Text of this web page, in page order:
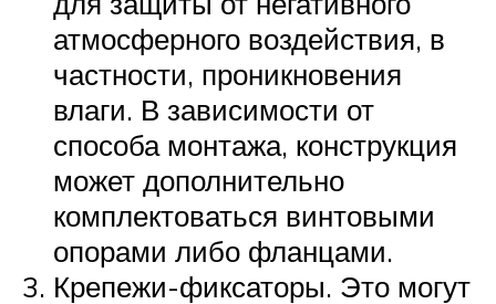
атмосферного воздействия, в
частности, проникновения
влаги. В зависимости от
способа монтажа, конструкция
может дополнительно
комплектоваться винтовыми
опорами либо фланцами.
Крепежи-фиксаторы. Это могут